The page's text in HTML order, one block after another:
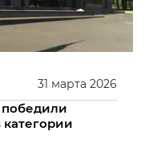
31 марта 2026
победили